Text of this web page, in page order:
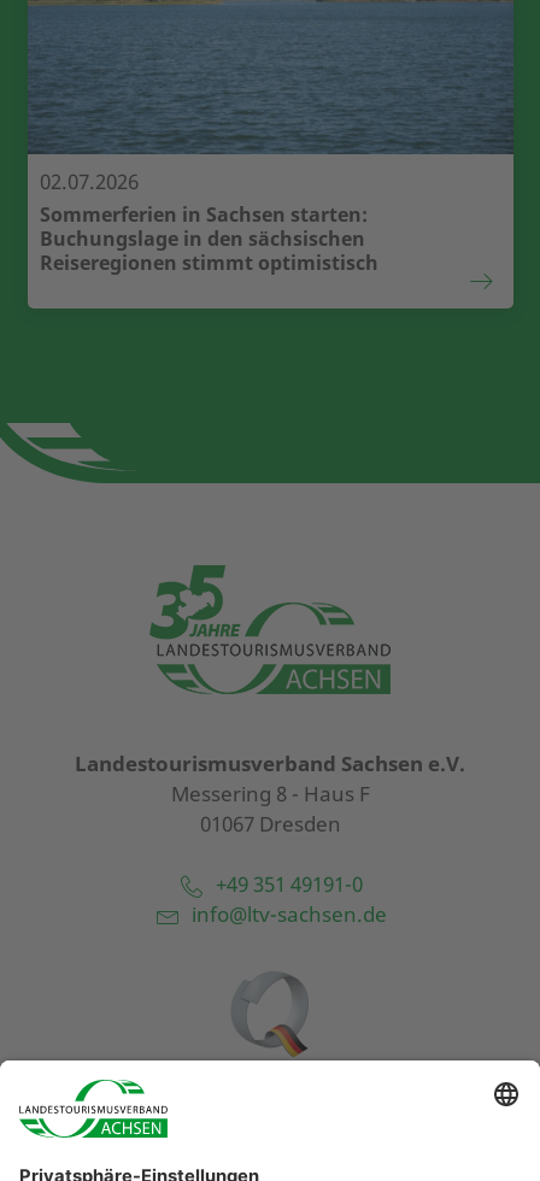
02.07.2026
Sommerferien in Sachsen starten:
Buchungslage in den sächsischen
Reiseregionen stimmt optimistisch
Landestourismusverband Sachsen e.V.
Messering 8 - Haus F
01067 Dresden
+49 351 49191-0
info@ltv-sachsen.de